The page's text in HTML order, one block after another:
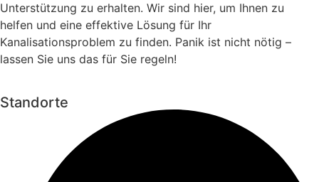
Unterstützung zu erhalten. Wir sind hier, um Ihnen zu
helfen und eine effektive Lösung für Ihr
Kanalisationsproblem zu finden. Panik ist nicht nötig –
lassen Sie uns das für Sie regeln!
Standorte